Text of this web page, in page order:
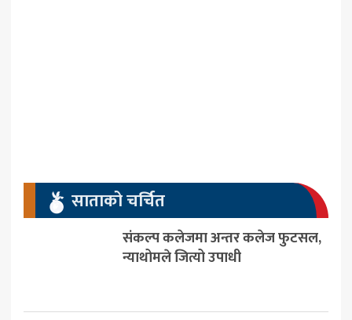
साताको चर्चित
संकल्प कलेजमा अन्तर कलेज फुटसल,
न्याथोमले जित्यो उपाधी